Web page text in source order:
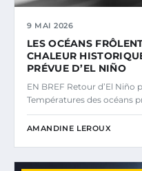
9 MAI 2026
LES OCÉANS
CHALEUR
PRÉVUE D’EL NIÑO
EN BREF Retour d’El
Températures des océans
AMANDINE LEROUX